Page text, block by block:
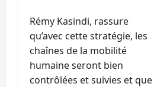
Rémy Kasindi, rassure
qu’avec cette stratégie, les
chaînes de la mobilité
humaine seront bien
contrôlées et suivies et que